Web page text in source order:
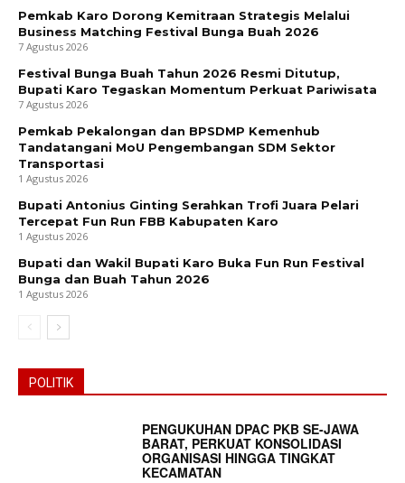
Pemkab Karo Dorong Kemitraan Strategis Melalui
Business Matching Festival Bunga Buah 2026
7 Agustus 2026
Festival Bunga Buah Tahun 2026 Resmi Ditutup,
Bupati Karo Tegaskan Momentum Perkuat Pariwisata
7 Agustus 2026
Pemkab Pekalongan dan BPSDMP Kemenhub
Tandatangani MoU Pengembangan SDM Sektor
Transportasi
1 Agustus 2026
Bupati Antonius Ginting Serahkan Trofi Juara Pelari
Tercepat Fun Run FBB Kabupaten Karo
1 Agustus 2026
Bupati dan Wakil Bupati Karo Buka Fun Run Festival
Bunga dan Buah Tahun 2026
1 Agustus 2026
POLITIK
PENGUKUHAN DPAC PKB SE-JAWA
BARAT, PERKUAT KONSOLIDASI
ORGANISASI HINGGA TINGKAT
KECAMATAN